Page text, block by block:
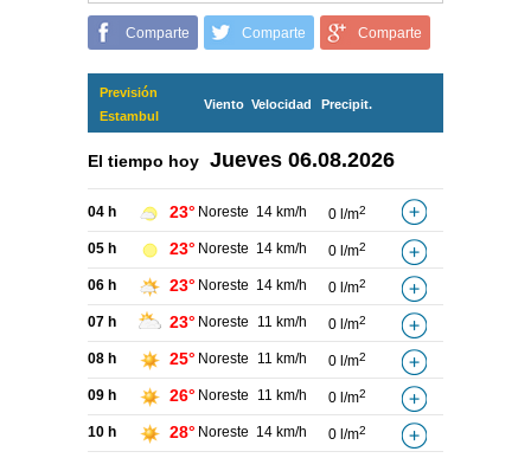
Comparte Comparte Comparte
Previsión
Estambul
Viento Velocidad Precipit.
El tiempo hoy Jueves 06.08.2026
04 h 23° Noreste 14 km/h 0 l/m2
05 h 23° Noreste 14 km/h 0 l/m2
06 h 23° Noreste 14 km/h 0 l/m2
07 h 23° Noreste 11 km/h 0 l/m2
08 h 25° Noreste 11 km/h 0 l/m2
09 h 26° Noreste 11 km/h 0 l/m2
10 h 28° Noreste 14 km/h 0 l/m2